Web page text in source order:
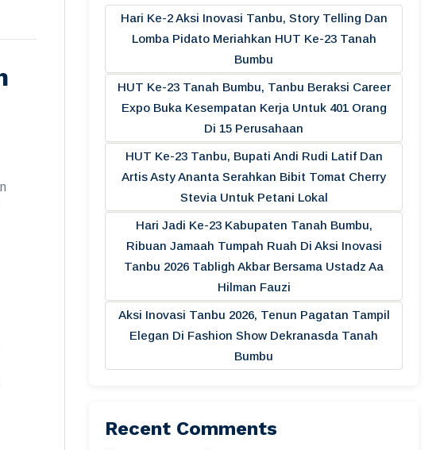
Hari Ke-2 Aksi Inovasi Tanbu, Story Telling Dan
Lomba Pidato Meriahkan HUT Ke-23 Tanah
Bumbu
HUT Ke-23 Tanah Bumbu, Tanbu Beraksi Career
Expo Buka Kesempatan Kerja Untuk 401 Orang
Di 15 Perusahaan
HUT Ke-23 Tanbu, Bupati Andi Rudi Latif Dan
Artis Asty Ananta Serahkan Bibit Tomat Cherry
Stevia Untuk Petani Lokal
Hari Jadi Ke-23 Kabupaten Tanah Bumbu,
Ribuan Jamaah Tumpah Ruah Di Aksi Inovasi
Tanbu 2026 Tabligh Akbar Bersama Ustadz Aa
Hilman Fauzi
Aksi Inovasi Tanbu 2026, Tenun Pagatan Tampil
Elegan Di Fashion Show Dekranasda Tanah
Bumbu
Recent Comments